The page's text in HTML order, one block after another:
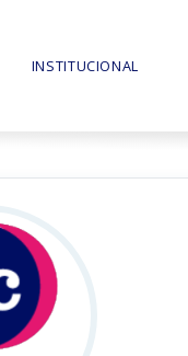
INSTITUCIONAL